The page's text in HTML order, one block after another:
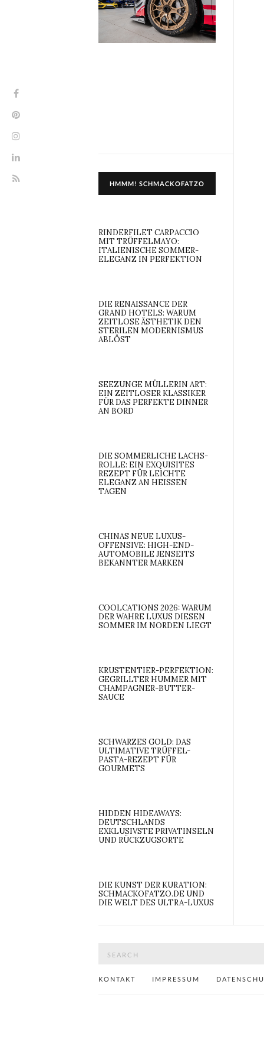
HMMM! SCHMACKOFATZO
RINDERFILET CARPACCIO
MIT TRÜFFELMAYO:
ITALIENISCHE SOMMER-
ELEGANZ IN PERFEKTION
DIE RENAISSANCE DER
GRAND HOTELS: WARUM
ZEITLOSE ÄSTHETIK DEN
STERILEN MODERNISMUS
ABLÖST
SEEZUNGE MÜLLERIN ART:
EIN ZEITLOSER KLASSIKER
FÜR DAS PERFEKTE DINNER
AN BORD
DIE SOMMERLICHE LACHS-
ROLLE: EIN EXQUISITES
REZEPT FÜR LEICHTE
ELEGANZ AN HEISSEN T
AGEN
CHINAS NEUE LUXUS-
OFFENSIVE: HIGH-END-
AUTOMOBILE JENSEITS
BEKANNTER MARKEN
COOLCATIONS 2026: WARUM
DER WAHRE LUXUS DIESEN
SOMMER IM NORDEN LIEGT
KRUSTENTIER-PERFEKTION:
GEGRILLTER HUMMER MIT
CHAMPAGNER-BUTTER-
SAUCE
SCHWARZES GOLD: DAS
ULTIMATIVE TRÜFFEL-
PASTA-REZEPT FÜR
GOURMETS
HIDDEN HIDEAWAYS:
DEUTSCHLANDS
EXKLUSIVSTE PRIVATINSELN
UND RÜCKZUGSORTE
DIE KUNST DER KURATION:
SCHMACKOFATZO.DE UND
DIE WELT DES ULTRA-LUXUS
KONTAKT IMPRESSUM